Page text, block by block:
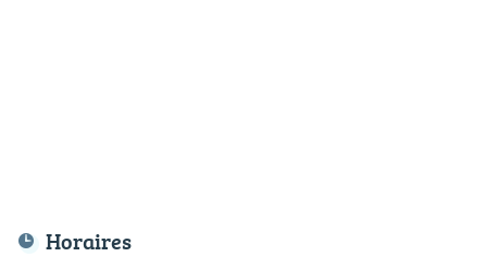
Horaires